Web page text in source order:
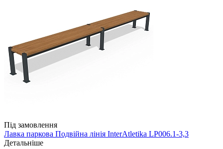
Під замовлення
Лавка паркова Подвійна лінія InterAtletika LP006.1-3,3
Детальніше